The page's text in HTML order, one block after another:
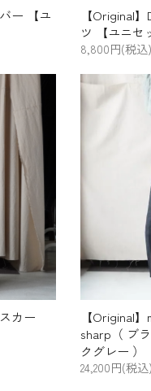
ー 【ユ
【Original
ツ 【ユニ
8,800円(税込)
カー
【Original
sharp（ ブ
クグレー
24,200円(税込)